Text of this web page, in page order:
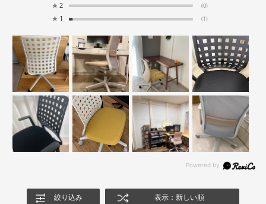
★ 2 (0)
★ 1 (1)
絞り込み 表示：新しい順